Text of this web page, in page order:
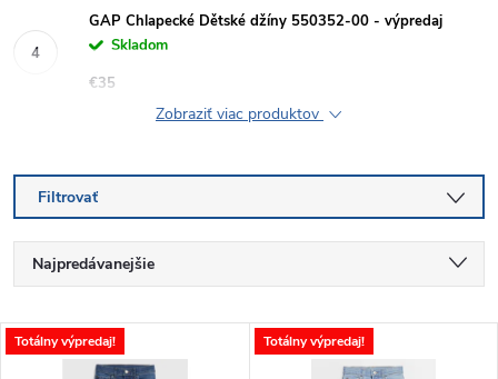
GAP Chlapecké Dětské džíny 550352-00 - výpredaj
Skladom
€35
Zobraziť viac produktov
Filtrovať
R
a
Najpredávanejšie
Najdrahšie
V
Totálny výpredaj! Totálny výpredaj!